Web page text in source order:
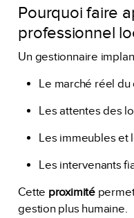
Pourquoi faire
professionnel
Un gestionnaire
Le marché réel du
Les attentes des
Les immeubles et
Les intervenants
Cette proximité
gestion plus humaine.